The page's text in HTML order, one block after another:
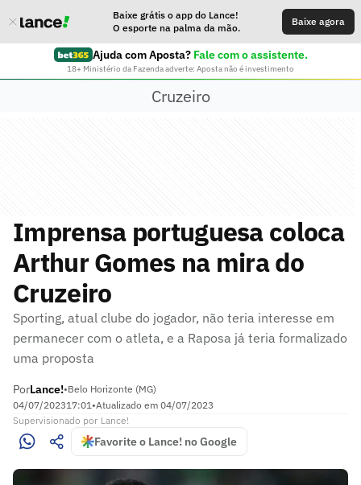
Baixe grátis o app do Lance!
O esporte na palma da mão.
Baixe agora
Ajuda com Aposta? Fale com o assistente.
18+ Ministério da Fazenda adverte: Aposta não é investimento
Cruzeiro
Imprensa portuguesa coloca
Arthur Gomes na mira do
Cruzeiro
Sporting, atual clube do jogador, não teria interesse em
permanecer com o atleta, e a Raposa já teria formalizado
uma proposta
PorLance!•Belo Horizonte (MG)
04/07/202317:01•Atualizado em 04/07/2023
Supervisionado por Lance!
Favorite o Lance! no Google